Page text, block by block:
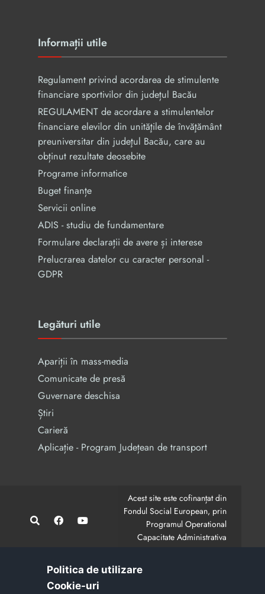
Informații utile
Regulament privind acordarea de stimulente
financiare sportivilor din județul Bacău
REGULAMENT de acordare a stimulentelor
financiare elevilor din unităţile de învăţământ
preuniversitar din judeţul Bacău, care au
obținut rezultate deosebite
Programe informatice
Buget finanțe
Servicii online
ADIS - studiu de fundamentare
Formulare declarații de avere și interese
Prelucrarea datelor cu caracter personal -
GDPR
Legături utile
Apariții în mass-media
Comunicate de presă
Guvernare deschisa
Știri
Carieră
Aplicație - Program Județean de transport
Acest site este cofinanțat din
Fondul Social European, prin
Programul Operational
Capacitate Administrativa
CodMySmis/Sipoca: 128880/652;
Conținutul acestui site web nu reprezintă în mod
Politica de utilizare
Cookie-uri‎